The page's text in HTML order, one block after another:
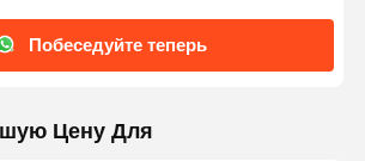
Побеседуйте теперь
Цену Для